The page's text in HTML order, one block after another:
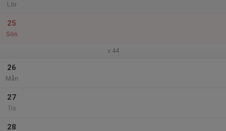
Lör
25
Sön
v.44
26
Mån
27
Tis
28